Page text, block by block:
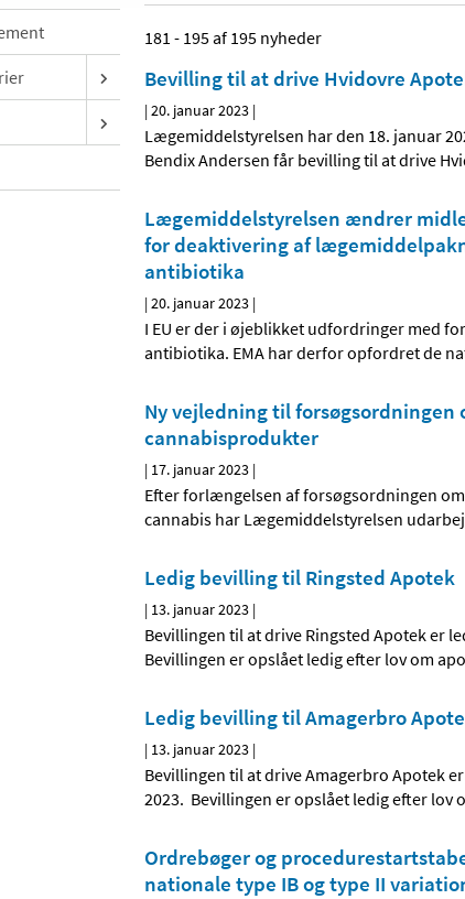
181 - 195 af 195 nyheder
Bevilling til at drive Hvidovre
|20. januar 2023 |
Lægemiddelstyrelsen har den 18. januar
Bendix Andersen får bevilling til at drive
Lægemiddelstyrelsen ændrer
for deaktivering af
antibiotika
|20. januar 2023 |
I EU er der i øjeblikket udfordringer med
antibiotika. EMA har derfor opfordret de
Ny vejledning til forsøgsordningen
cannabisprodukter
| 17. januar 2023 |
Efter forlængelsen af forsøgsordningen
cannabis har Lægemiddelstyrelsen
Ledig bevilling til Ringsted Apotek
| 13. januar 2023 |
Bevillingen til at drive Ringsted Apotek er
Bevillingen er opslået ledig efter lov om
Ledig bevilling til Amagerbro
| 13. januar 2023 |
Bevillingen til at drive Amagerbro Apotek
2023. Bevillingen er opslået ledig efter lov
Ordrebøger og
nationale type IB og type II